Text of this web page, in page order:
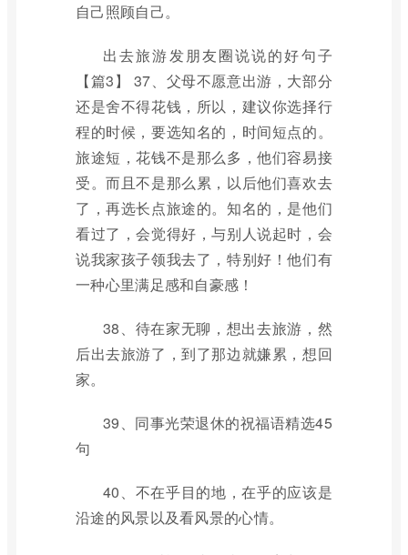
自己照顾自己。
出去旅游发朋友圈说说的好句子
【篇3】 37、父母不愿意出游，大部分
还是舍不得花钱，所以，建议你选择行
程的时候，要选知名的，时间短点的。
旅途短，花钱不是那么多，他们容易接
受。而且不是那么累，以后他们喜欢去
了，再选长点旅途的。知名的，是他们
看过了，会觉得好，与别人说起时，会
说我家孩子领我去了，特别好！他们有
一种心里满足感和自豪感！
38、待在家无聊，想出去旅游，然
后出去旅游了，到了那边就嫌累，想回
家。
39、同事光荣退休的祝福语精选45
句
40、不在乎目的地，在乎的应该是
沿途的风景以及看风景的心情。